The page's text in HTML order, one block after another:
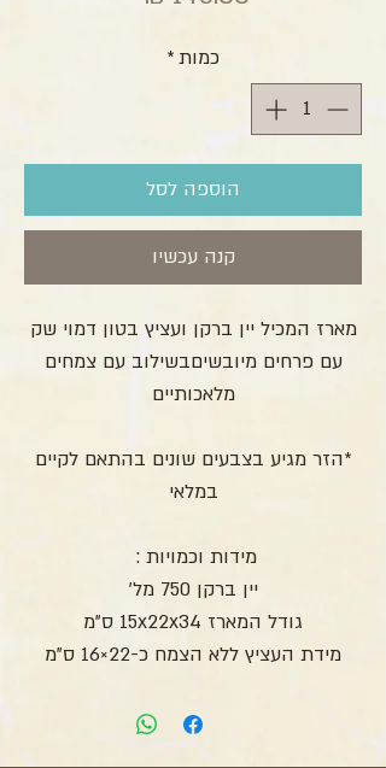
כמות*
הוספה לסל
קנה עכשיו
מארז המכיל יין ברקן ועציץ בטון דמוי שק
עם פרחים מיובשיםבשילוב עם צמחים
מלאכותיים
*הזר מגיע בצבעים שונים בהתאם לקיים
במלאי
מידות וכמויות :
יין ברקן 750 מל'
גודל המארז 15x22x34 ס"מ
מידת העציץ ללא הצמח כ-22×16 ס"מ